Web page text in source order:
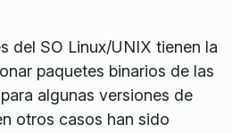
del SO Linux/UNIX tienen la
paquetes binarios de las
algunas versiones de
otros casos han sido